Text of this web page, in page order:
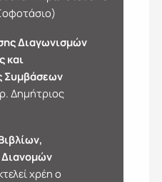
Διαγωνισμών
και
Συμβάσεων
Δημήτριος
Διανομών
χρέη ο